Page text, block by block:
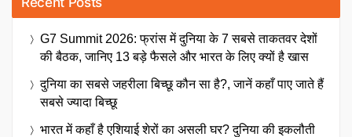
G7 Summit 2026: फ्रांस में दुनिया के 7 सबसे ताकतवर देशों
की बैठक, जानिए 13 बड़े फैसले और भारत के लिए क्यों है खास
दुनिया का सबसे जहरीला बिच्छू कौन सा है?, जानें कहाँ पाए जाते हैं
सबसे ज्यादा बिच्छू
भारत में कहाँ है एशियाई शेरों का असली घर? दुनिया की इकलौती